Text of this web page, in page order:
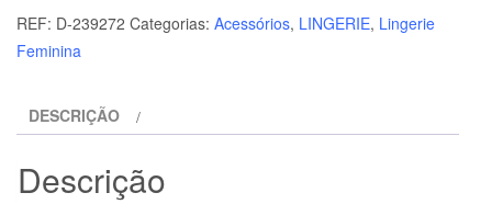
SUBBLIME
-
CORPO
COM
REF: D-239272 Categorias: Acessórios, LINGERIE, Lingerie
Feminina
DESCRIÇÃO
Descrição